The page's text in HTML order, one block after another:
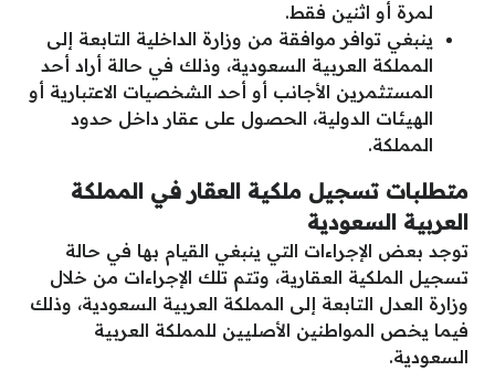
لمرة أو اثنين فقط.
ينبغي توافر موافقة من وزارة الداخلية التابعة إلى
المملكة العربية السعودية، وذلك في حالة أراد أحد
المستثمرين الأجانب أو أحد الشخصيات الاعتبارية أو
الهيئات الدولية، الحصول على عقار داخل حدود
المملكة.
متطلبات تسجيل ملكية العقار في المملكة
العربية السعودية
توجد بعض الإجراءات التي ينبغي القيام بها في حالة
تسجيل الملكية العقارية، وتتم تلك الإجراءات من خلال
وزارة العدل التابعة إلى المملكة العربية السعودية، وذلك
فيما يخص المواطنين الأصليين للمملكة العربية
السعودية.